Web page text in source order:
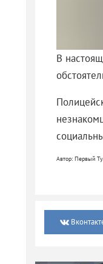
В
Автор: Первый